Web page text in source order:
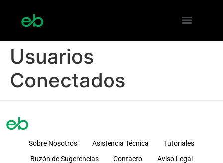
Usuarios
Conectados
Sobre Nosotros Asistencia Técnica
Tutoriales
Buzón de Sugerencias
Contacto
Aviso Legal